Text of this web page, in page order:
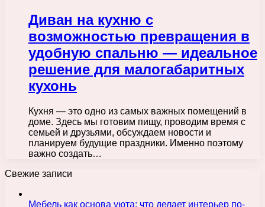
Диван на кухню с
возможностью превращения в
удобную спальню — идеальное
решение для малогабаритных
кухонь
Кухня — это одно из самых важных помещений в
доме. Здесь мы готовим пищу, проводим время с
семьей и друзьями, обсуждаем новости и
планируем будущие праздники. Именно поэтому
важно создать…
Свежие записи
Мебель как основа уюта: что делает интерьер по-